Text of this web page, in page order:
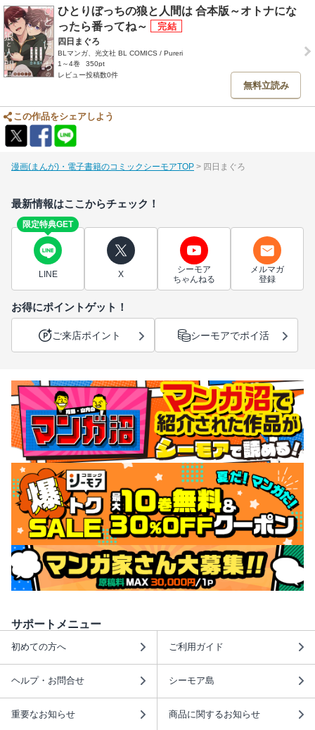
ひとりぼっちの狼と人間は 合本版～オトナにな
ったら番ってね～
四日まぐろ
BLマンガ、光文社 BL COMICS / Pureri
1～4巻
350pt
レビュー投稿数0件
無料立読み
この作品をシェアしよう
漫画(まんが)・電子書籍のコミックシーモアTOP 四日まぐろ
最新情報はここからチェック！
限定特典GET
LINE X
シーモア
ちゃんねる
メルマガ
登録
お得にポイントゲット！
ご来店ポイント シーモアでポイ活
サポートメニュー
初めての方へ ご利用ガイド
ヘルプ・お問合せ シーモア島
重要なお知らせ 商品に関するお知らせ